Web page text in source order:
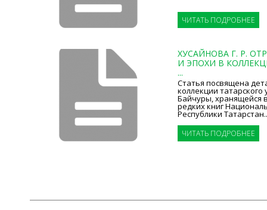
ЧИТАТЬ ПОДРОБНЕЕ
ХУСАЙНОВА Г. Р.
И ЭПОХИ В
...
Статья посвящена
коллекции татарского
Байчуры, хранящейся
редких книг
Республики
ЧИТАТЬ ПОДРОБНЕЕ